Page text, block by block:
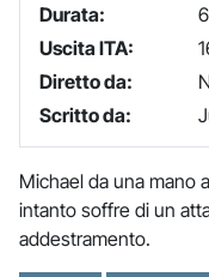
Durata:
Uscita ITA:
Diretto da:
Scritto da:
Michael da una mano
intanto soffre di un
addestramento.